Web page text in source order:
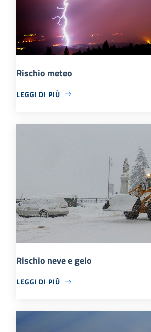
Rischio meteo
LEGGI DI PIÙ
Rischio neve e gelo
LEGGI DI PIÙ